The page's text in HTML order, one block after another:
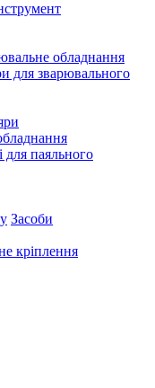
обладнання
для зварювального
для паяльного
Засоби
кріплення